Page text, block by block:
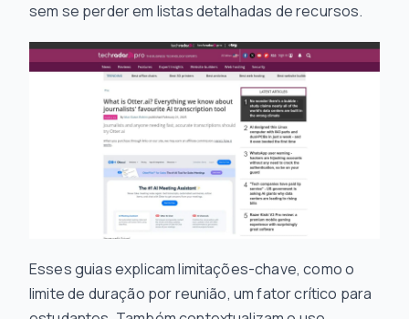
sem se perder em listas detalhadas de recursos.
Esses guias explicam limitações-chave, como o
limite de duração por reunião, um fator crítico para